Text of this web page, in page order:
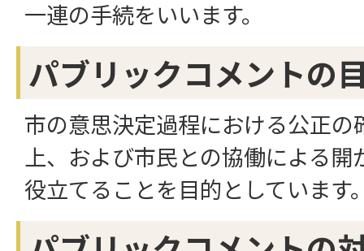
一連の手続をいいます。
パブリックコメントの
市の意思決定過程における公正の
上、および市民との協働による開
役立てることを目的としています